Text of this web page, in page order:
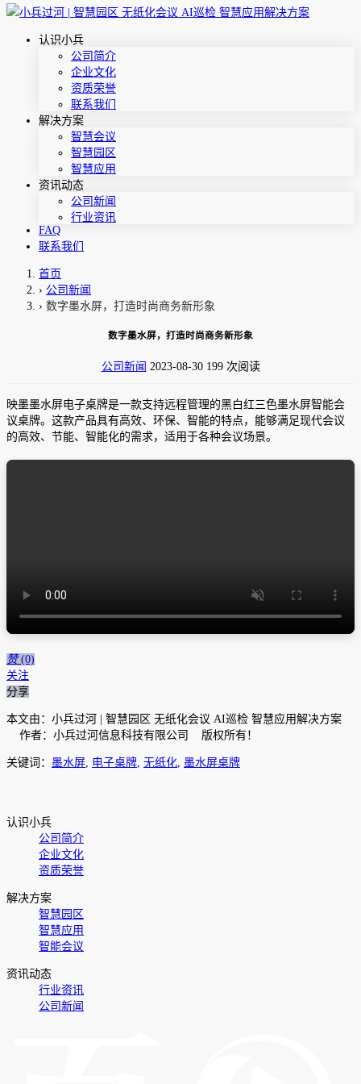
认识小兵
公司简介
企业文化
资质荣誉
联系我们
解决方案
智慧会议
智慧园区
智慧应用
资讯动态
公司新闻
行业资讯
FAQ
联系我们
首页
› 公司新闻
› 数字墨水屏，打造时尚商务新形象
数字墨水屏，打造时尚商务新形象
公司新闻 2023-08-30 199 次阅读
映墨墨水屏电子桌牌是一款支持远程管理的黑白红三色墨水屏智能会
议桌牌。这款产品具有高效、环保、智能的特点，能够满足现代会议
的高效、节能、智能化的需求，适用于各种会议场景。
赞 (0)
关注
分享
本文由：小兵过河 | 智慧园区 无纸化会议 AI巡检 智慧应用解决方案
作者：小兵过河信息科技有限公司 版权所有！
关键词： 墨水屏 电子桌牌 无纸化 墨水屏桌牌
认识小兵
公司简介
企业文化
资质荣誉
解决方案
智慧园区
智慧应用
智能会议
资讯动态
行业资讯
公司新闻